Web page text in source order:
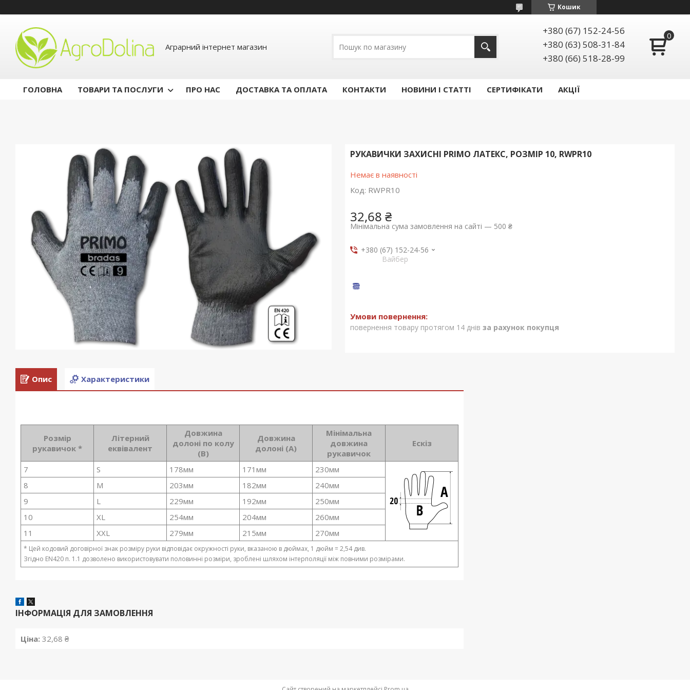
Кошик
Аграрний інтернет магазин
+380 (67) 152-24-56
+380 (63) 508-31-84
+380 (66) 518-28-99
ГОЛОВНА ТОВАРИ ТА ПОСЛУГИ ПРО НАС ДОСТАВКА ТА ОПЛАТА КОНТАКТИ НОВИНИ І СТАТТІ СЕРТИФІКАТИ АКЦІЇ
РУКАВИЧКИ ЗАХИСНІ PRIMO ЛАТЕКС, РОЗМІР 10, RWPR10
Немає в наявності
Код: RWPR10
32,68 ₴
Мінімальна сума замовлення на сайті — 500 ₴
+380 (67) 152-24-56
Вайбер
повернення товару протягом 14 днів за рахунок покупця
Опис Характеристики
Розмір
рукавичок *
Літерний
еквівалент
Довжина
долоні по колу
(В)
Довжина
долоні (А)
Мінімальна
довжина
рукавичок
Ескіз
7 S 178мм 171мм
230мм
8
M 203мм 182мм
240мм
9
L 229мм 192мм
250мм
10
XL 254мм 204мм
260мм
11
XXL 279мм 215мм 270мм
* Цей кодовий договірної знак розміру руки відповідає окружності руки, вказаною в дюймах, 1 дюйм = 2,54 див.
Згідно EN420 п. 1.1 дозволено використовувати половинні розміри, зроблені шляхом інтерполяції між повними розмірами.
ІНФОРМАЦІЯ ДЛЯ ЗАМОВЛЕННЯ
Ціна: 32,68 ₴